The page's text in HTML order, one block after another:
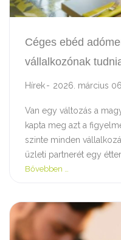
Céges ebéd
vállalkozónak
Hírek 2026. március 06
Van egy változás a
kapta meg azt a
szinte minden
üzleti partnerét egy
Bővebben …